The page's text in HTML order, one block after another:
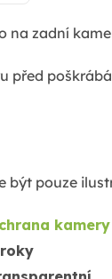
na zadní
před
být pouze
kamery